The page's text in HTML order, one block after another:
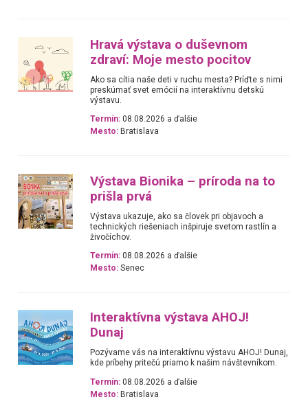
Hravá výstava o duševnom
zdraví: Moje mesto pocitov
Ako sa cítia naše deti v ruchu mesta? Príďte s nimi
preskúmať svet emócií na interaktívnu detskú
výstavu.
Termín: 08.08.2026 a ďalšie
Mesto: Bratislava
Výstava Bionika – príroda na to
prišla prvá
Výstava ukazuje, ako sa človek pri objavoch a
technických riešeniach inšpiruje svetom rastlín a
živočíchov.
Termín: 08.08.2026 a ďalšie
Mesto: Senec
Interaktívna výstava AHOJ!
Dunaj
Pozývame vás na interaktívnu výstavu AHOJ! Dunaj,
kde príbehy pritečú priamo k našim návštevníkom.
Termín: 08.08.2026 a ďalšie
Mesto: Bratislava